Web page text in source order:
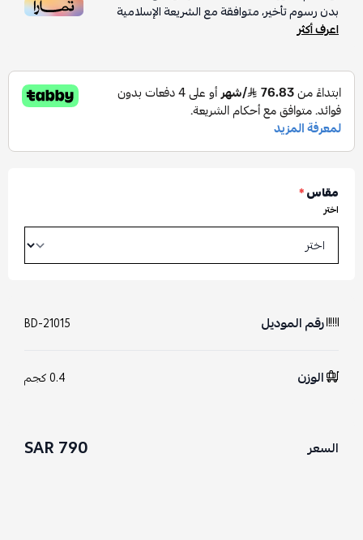
بدون رسوم تأخير، متوافقة مع الشريعة الإسلامية
اعرف أكثر
مقاس*
اختر
رقم الموديل BD-21015
الوزن 0.4 كجم
السعر 790 SAR